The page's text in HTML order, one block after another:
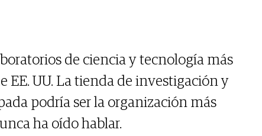
de ciencia y tecnología más
EE. UU. La tienda de investigación y
podría ser la organización más
ha oído hablar.